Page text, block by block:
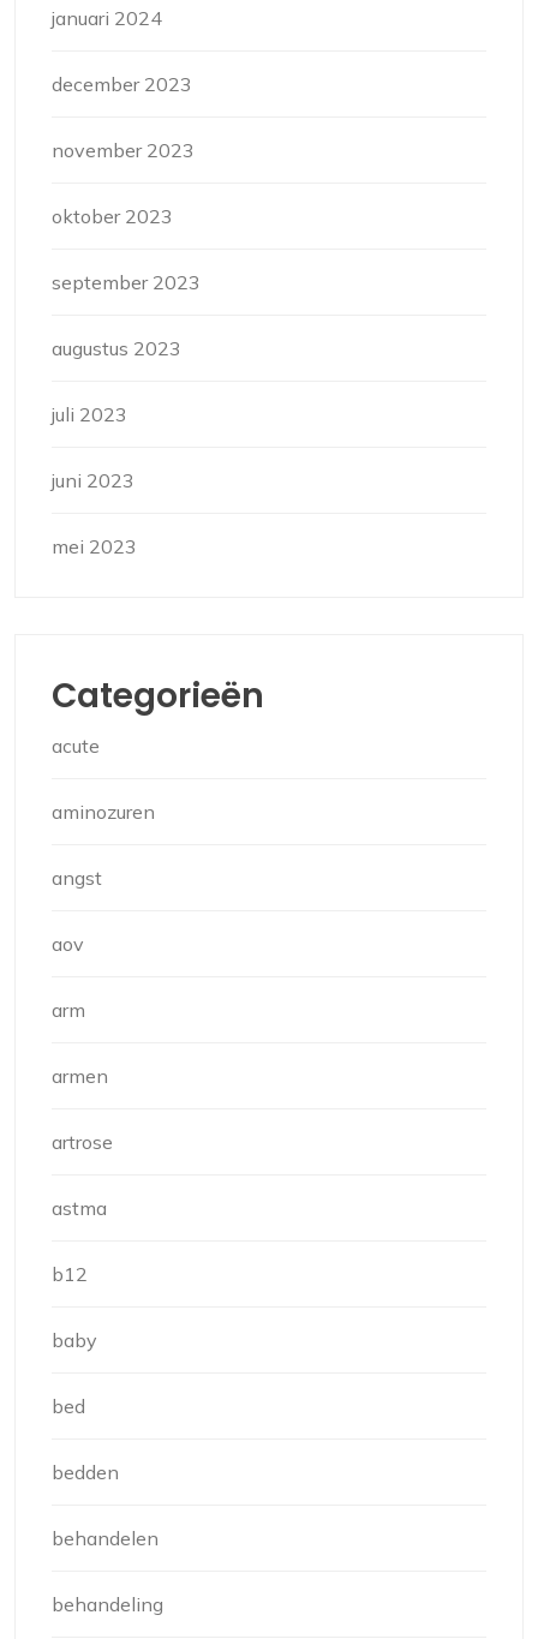
januari 2024
december 2023
november 2023
oktober 2023
september 2023
augustus 2023
juli 2023
juni 2023
mei 2023
Categorieën
acute
aminozuren
angst
aov
arm
armen
artrose
astma
b12
baby
bed
bedden
behandelen
behandeling